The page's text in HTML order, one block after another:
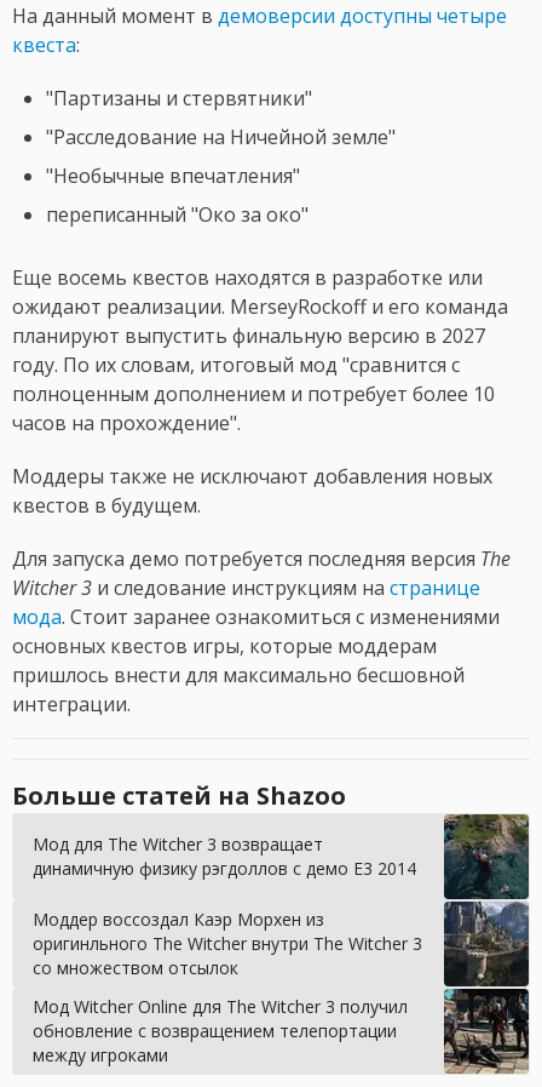
На данный момент в демоверсии доступны четыре
квеста:
"Партизаны и стервятники"
"Расследование на Ничейной земле"
"Необычные впечатления"
переписанный "Око за око"
Еще восемь квестов находятся в разработке или
ожидают реализации. MerseyRockoff и его команда
планируют выпустить финальную версию в 2027
году. По их словам, итоговый мод "сравнится с
полноценным дополнением и потребует более 10
часов на прохождение".
Моддеры также не исключают добавления новых
квестов в будущем.
Для запуска демо потребуется последняя версия The
Witcher 3 и следование инструкциям на странице
мода. Стоит заранее ознакомиться с изменениями
основных квестов игры, которые моддерам
пришлось внести для максимально бесшовной
интеграции.
Больше статей на Shazoo
Мод для The Witcher 3 возвращает
динамичную физику рэгдоллов с демо E3 2014
Моддер воссоздал Каэр Морхен из
оригинльного The Witcher внутри The Witcher 3
со множеством отсылок
Мод Witcher Online для The Witcher 3 получил
обновление с возвращением телепортации
между игроками